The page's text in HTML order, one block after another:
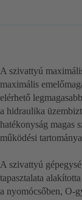
A szivattyú
maximális
elérhető
a hidraulika
hatékonyság magas
működési
A szivattyú
tapasztalata
a nyomócsőben, O-